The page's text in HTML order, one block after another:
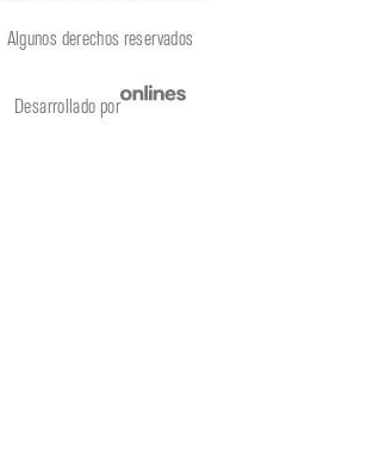
Algunos derechos reservados
Desarrollado por